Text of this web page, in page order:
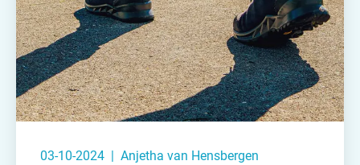
03-10-2024 | Anjetha van Hensbergen